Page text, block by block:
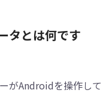
タとは何です
がAndroidを操作して